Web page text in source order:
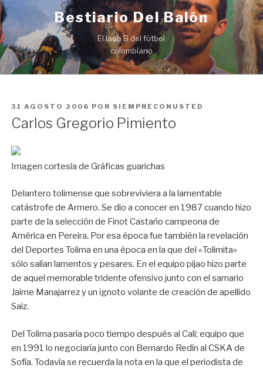
Ir
al
contenido
Bestiario Del Balón
El lado B del fútbol
colombiano
PUBLICADO
EN
31 AGOSTO 2006 POR SIEMPRECONUSTED
Carlos Gregorio Pimiento
Imagen cortesía de Gráficas guarichas
Delantero tolimense que sobreviviera a la lamentable
catástrofe de Armero. Se dio a conocer en 1987 cuando hizo
parte de la selección de Finot Castaño campeona de
América en Pereira. Por esa época fue también la revelación
del Deportes Tolima en una época en la que del «Tolimita»
sólo salían lamentos y pesares. En el equipo pijao hizo parte
de aquel memorable tridente ofensivo junto con el samario
Jaime Manajarrez y un ignoto volante de creación de apellido
Saiz.
Del Tolima pasaría poco tiempo después al Cali; equipo que
en 1991 lo negociaría junto con Bernardo Redín al CSKA de
Sofía. Todavía se recuerda la nota en la que el periodista de